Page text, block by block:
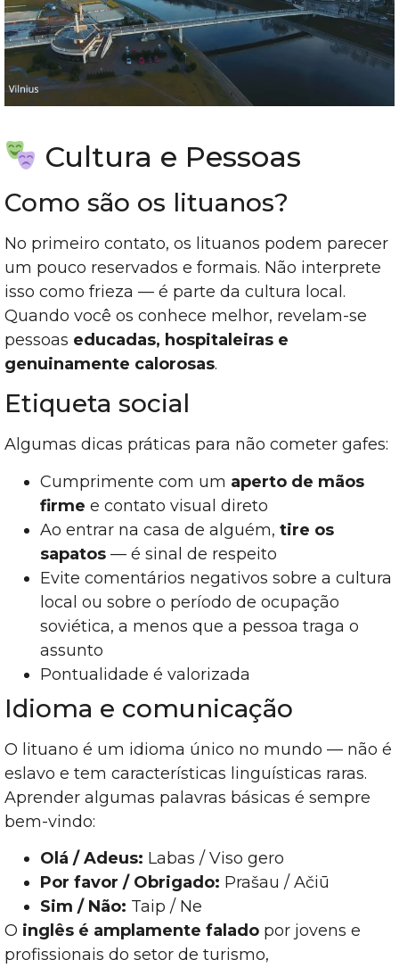
Cultura e Pessoas
Como são os lituanos?
No primeiro contato, os lituanos podem parecer
um pouco reservados e formais. Não interprete
isso como frieza — é parte da cultura local.
Quando você os conhece melhor, revelam-se
pessoas educadas, hospitaleiras e
genuinamente calorosas.
Etiqueta social
Algumas dicas práticas para não cometer gafes:
Cumprimente com um aperto de mãos
firme e contato visual direto
Ao entrar na casa de alguém, tire os
sapatos — é sinal de respeito
Evite comentários negativos sobre a cultura
local ou sobre o período de ocupação
soviética, a menos que a pessoa traga o
assunto
Pontualidade é valorizada
Idioma e comunicação
O lituano é um idioma único no mundo — não é
eslavo e tem características linguísticas raras.
Aprender algumas palavras básicas é sempre
bem-vindo:
Olá / Adeus: Labas / Viso gero
Por favor / Obrigado: Prašau / Ačiū
Sim / Não: Taip / Ne
O inglês é amplamente falado por jovens e
profissionais do setor de turismo,